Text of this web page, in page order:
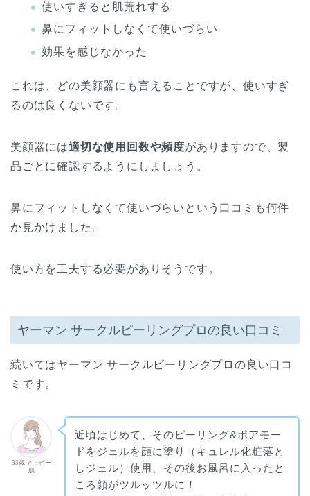
使いすぎると肌荒れする
鼻にフィットしなくて使いづらい
効果を感じなかった
これは、どの美顔器にも言えることですが、使いすぎ
るのは良くないです。
美顔器には適切な使用回数や頻度がありますので、製
品ごとに確認するようにしましょう。
鼻にフィットしなくて使いづらいという口コミも何件
か見かけました。
使い方を工夫する必要がありそうです。
ヤーマン サークルピーリングプロの良い口コミ
続いてはヤーマン サークルピーリングプロの良い口コ
ミです。
33歳 アトピー
肌
近頃はじめて、そのピーリング&ポアモー
ドをジェルを顔に塗り（キュレル化粧落と
しジェル）使用、その後お風呂に入ったと
ころ顔がツルッツルに！